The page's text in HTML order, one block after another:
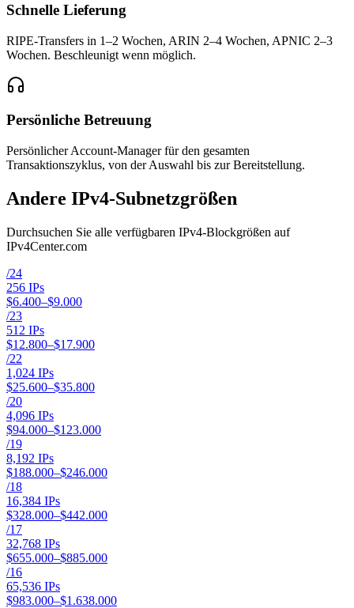
Schnelle Lieferung
RIPE-Transfers in 1–2 Wochen, ARIN 2–4 Wochen, APNIC 2–3
Wochen. Beschleunigt wenn möglich.
Persönliche Betreuung
Persönlicher Account-Manager für den gesamten
Transaktionszyklus, von der Auswahl bis zur Bereitstellung.
Andere IPv4-Subnetzgrößen
Durchsuchen Sie alle verfügbaren IPv4-Blockgrößen auf
IPv4Center.com
/24
256 IPs
$6.400–$9.000
/23
512 IPs
$12.800–$17.900
/22
1,024 IPs
$25.600–$35.800
/20
4,096 IPs
$94.000–$123.000
/19
8,192 IPs
$188.000–$246.000
/18
16,384 IPs
$328.000–$442.000
/17
32,768 IPs
$655.000–$885.000
/16
65,536 IPs
$983.000–$1.638.000